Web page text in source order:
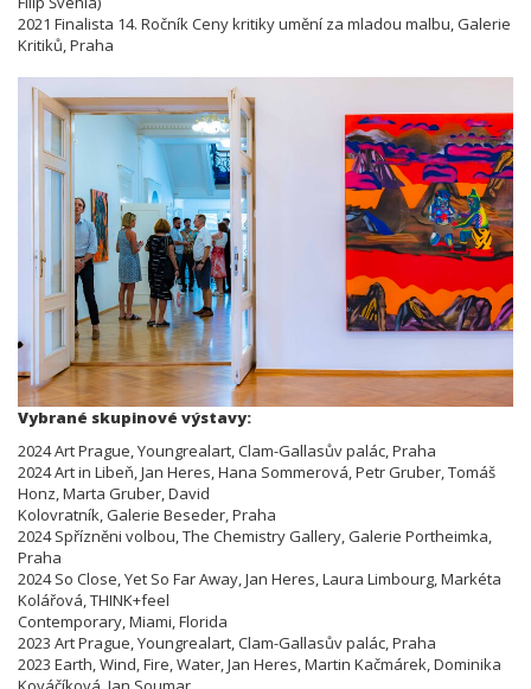
2021 Finalista 14. Ročník Ceny kritiky umění za mladou malbu, Galerie
Kritiků, Praha
Vybrané skupinové výstavy:
2024 Art Prague, Youngrealart, Clam-Gallasův palác, Praha
2024 Art in Libeň, Jan Heres, Hana Sommerová, Petr Gruber, Tomáš
Honz, Marta Gruber, David
Kolovratník, Galerie Beseder, Praha
2024 Spřízněni volbou, The Chemistry Gallery, Galerie Portheimka,
Praha
2024 So Close, Yet So Far Away, Jan Heres, Laura Limbourg, Markéta
Kolářová, THINK+feel
Contemporary, Miami, Florida
2023 Art Prague, Youngrealart, Clam-Gallasův palác, Praha
2023 Earth, Wind, Fire, Water, Jan Heres, Martin Kačmárek, Dominika